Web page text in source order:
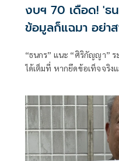
งบฯ 70 เดือด! 'ธ
ข้อมูลก็แฉมา อย่า
“ธนกร” แนะ “ศิริกัญญา”
ได้เต็มที่ หากยึดข้อเท็จจริ